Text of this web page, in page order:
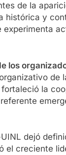
de la
histórica y
los
de
la
dejó
el creciente